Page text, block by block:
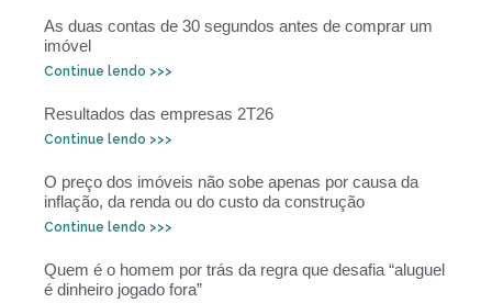
As duas contas de 30 segundos antes de comprar um
imóvel
Continue lendo >>>
Resultados das empresas 2T26
Continue lendo >>>
O preço dos imóveis não sobe apenas por causa da
inflação, da renda ou do custo da construção
Continue lendo >>>
Quem é o homem por trás da regra que desafia “aluguel
é dinheiro jogado fora”